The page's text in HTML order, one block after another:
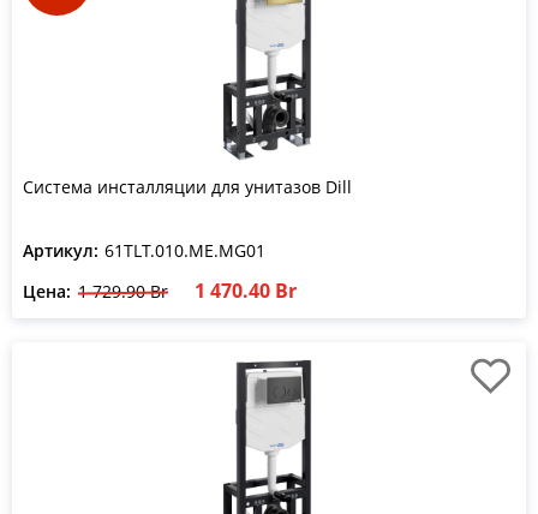
Система инсталляции для унитазов Dill
Артикул: 61TLT.010.ME.MG01
Цена: 1 729.90 Br 1 470.40 Br